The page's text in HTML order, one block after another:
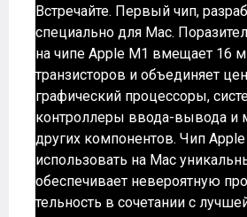
Встречайте. Первый чип,
специально для Mac.
на чипе Apple M1 вмещает 16
транзис­торов и объединяет
графи­ческий процессоры,
контроллеры ввода-вывода и
других компонентов. Чип
использовать на Mac
обеспечивает невероятную
тельность в сочетании с